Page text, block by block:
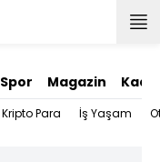
Spor Magazin
Kripto Para İş Yaşam